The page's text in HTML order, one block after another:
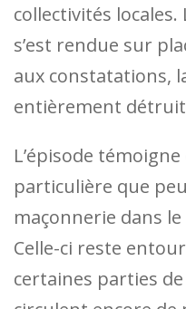
collectivités
s’est rendue sur
aux constatations,
entièrement
L’épisode
particulière que
maçonnerie dans
Celle-ci reste
certaines parties